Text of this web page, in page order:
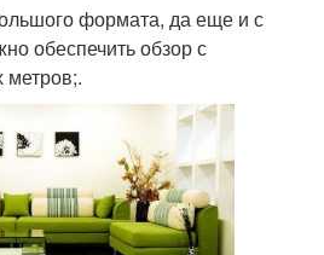
формата, да еще и с
обеспечить обзор с
метров;.